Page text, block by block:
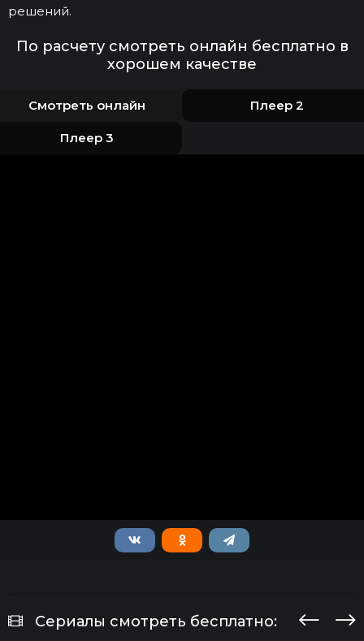
решений.
По расчету смотреть онлайн бесплатно в
хорошем качестве
Смотреть онлайн Плеер 2
Плеер 3
Сериалы смотреть бесплатно: